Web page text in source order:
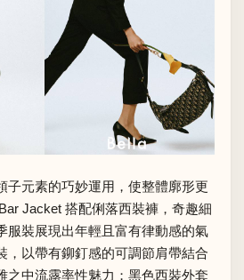
子元素的巧妙運用，使整體廓形更
Jacket 搭配俐落西裝褲，奇趣細
服裝展現出年輕且富有律動感的氣
，以帶有鉚釘感的可調節肩帶結合
之中流露率性魅力；黑色西裝外套